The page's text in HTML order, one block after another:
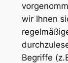
wir Ihnen
Begriffe